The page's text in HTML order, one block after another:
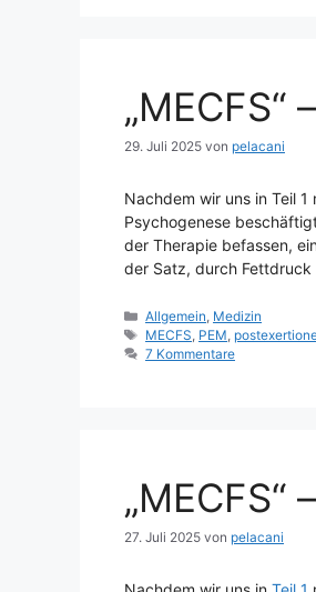
29. Juli 2025 von pelacani
Nachdem wir uns in Teil
Psychogenese
der Therapie befassen,
der Satz, durch
Kategorien
Allgemein Medizin
Schlagwörter
MECFS PEM
7 Kommentare
27. Juli 2025 von pelacani